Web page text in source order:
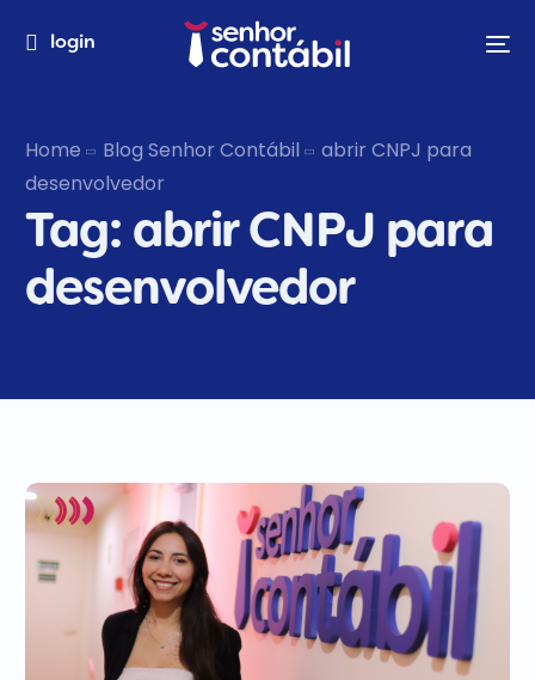
login
Home Blog Senhor Contábil
abrir CNPJ para
desenvolvedor
Tag: abrir CNPJ para
desenvolvedor